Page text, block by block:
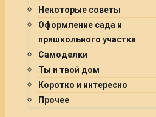
Некоторые советы
Оформление сада и
пришкольного участка
Самоделки
Ты и твой дом
Коротко и интересно
Прочее